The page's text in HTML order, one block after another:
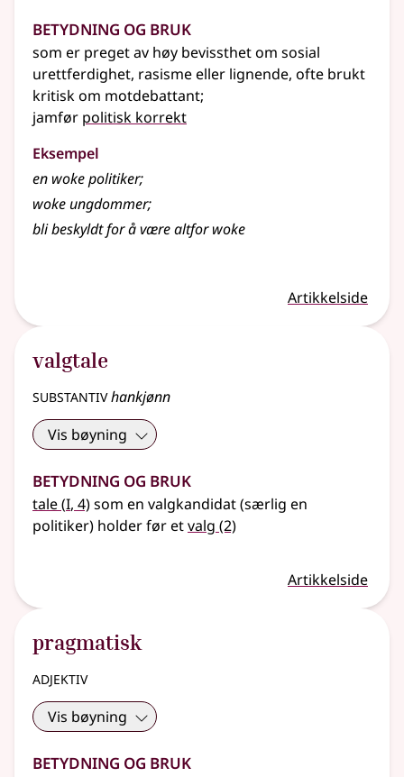
Betydning og bruk
som er preget av høy bevissthet om sosial
urettferdighet, rasisme eller lignende, ofte brukt
kritisk om motdebattant;
jamfør politisk korrekt
Eksempel
en woke politiker;
woke ungdommer;
bli beskyldt for å være altfor woke
Artikkelside
valgtale
substantivhankjønn
Vis bøyning
Betydning og bruk
tale(1
I, 4)som en valgkandidat (særlig en
politiker) holder før etvalg (2)
Artikkelside
pragmatisk
adjektiv
Vis bøyning
Betydning og bruk